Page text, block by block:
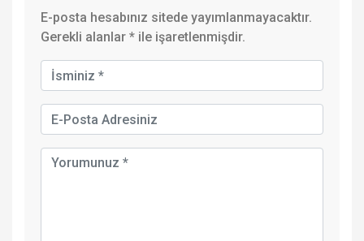
E-posta hesabınız sitede yayımlanmayacaktır.
Gerekli alanlar * ile işaretlenmişdir.